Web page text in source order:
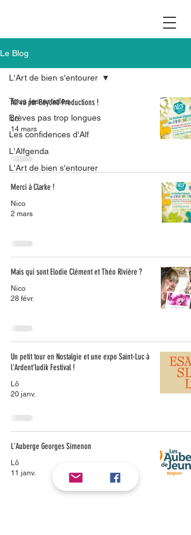
Le Blog
Tous les articles
Brèves pas trop longues
Les confidences d'Alf
L'Alfgenda
L'Art de bien s'entourer
L'Art de bien s'entourer
Alf vu par Beyond Productions !
Lô
14 mars
Merci à Clarke !
Nico
2 mars
Mais qui sont Elodie Clément et Théo Rivière ?
Nico
28 févr.
Un petit tour en Nostalgie et une expo Saint-Luc à
l'Ardent'ludik Festival !
Lô
20 janv.
L'Auberge Georges Simenon
Lô
11 janv.